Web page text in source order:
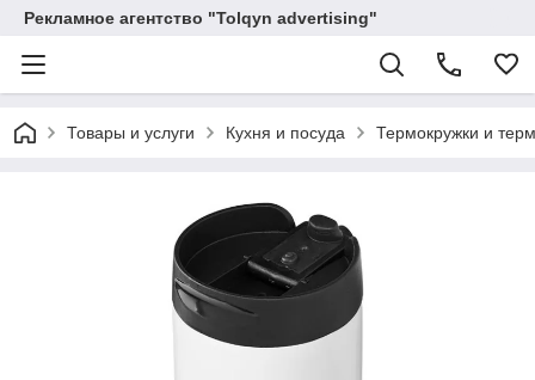
Рекламное агентство "Tolqyn advertising"
Товары и услуги Кухня и посуда Термокружки и